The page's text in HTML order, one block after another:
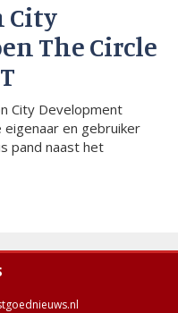
City
The Circle
City Development
en gebruiker
pand naast het